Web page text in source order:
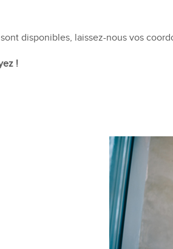
disponibles, laissez-nous vos
!